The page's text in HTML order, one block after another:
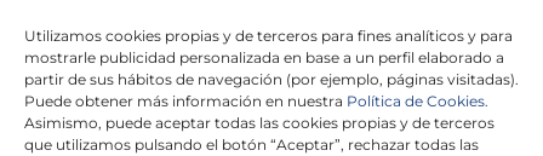
Utilizamos cookies propias y de terceros para fines analíticos y para
mostrarle publicidad personalizada en base a un perfil elaborado a
partir de sus hábitos de navegación (por ejemplo, páginas visitadas).
Puede obtener más información en nuestra Política de Cookies.
Asimismo, puede aceptar todas las cookies propias y de terceros
que utilizamos pulsando el botón “Aceptar”, rechazar todas las
He leído y acepto laPolítica de Privacidad